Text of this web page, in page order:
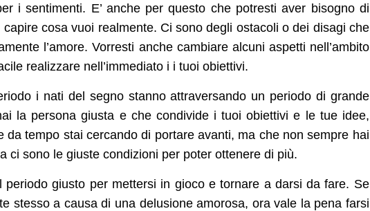
i sentimenti. E’ anche per questo che potresti aver bisogno di
cosa vuoi realmente. Ci sono degli ostacoli o dei disagi che
l’amore. Vorresti anche cambiare alcuni aspetti nell’ambito
realizzare nell’immediato i i tuoi obiettivi.
i nati del segno stanno attraversando un periodo di grande
la persona giusta e che condivide i tuoi obiettivi e le tue idee,
da tempo stai cercando di portare avanti, ma che non sempre hai
ci sono le giuste condizioni per poter ottenere di più.
periodo giusto per mettersi in gioco e tornare a darsi da fare. Se
stesso a causa di una delusione amorosa, ora vale la pena farsi